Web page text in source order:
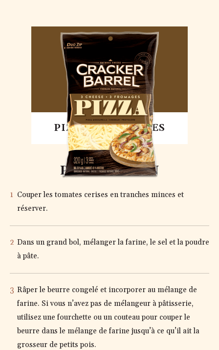
PIZZA 3 FROMAGES
PRÉPARATION
Couper les tomates cerises en tranches minces et
réserver.
Dans un grand bol, mélanger la farine, le sel et la poudre
à pâte.
Râper le beurre congelé et incorporer au mélange de
farine. Si vous n’avez pas de mélangeur à pâtisserie,
utilisez une fourchette ou un couteau pour couper le
beurre dans le mélange de farine jusqu’à ce qu’il ait la
grosseur de petits pois.